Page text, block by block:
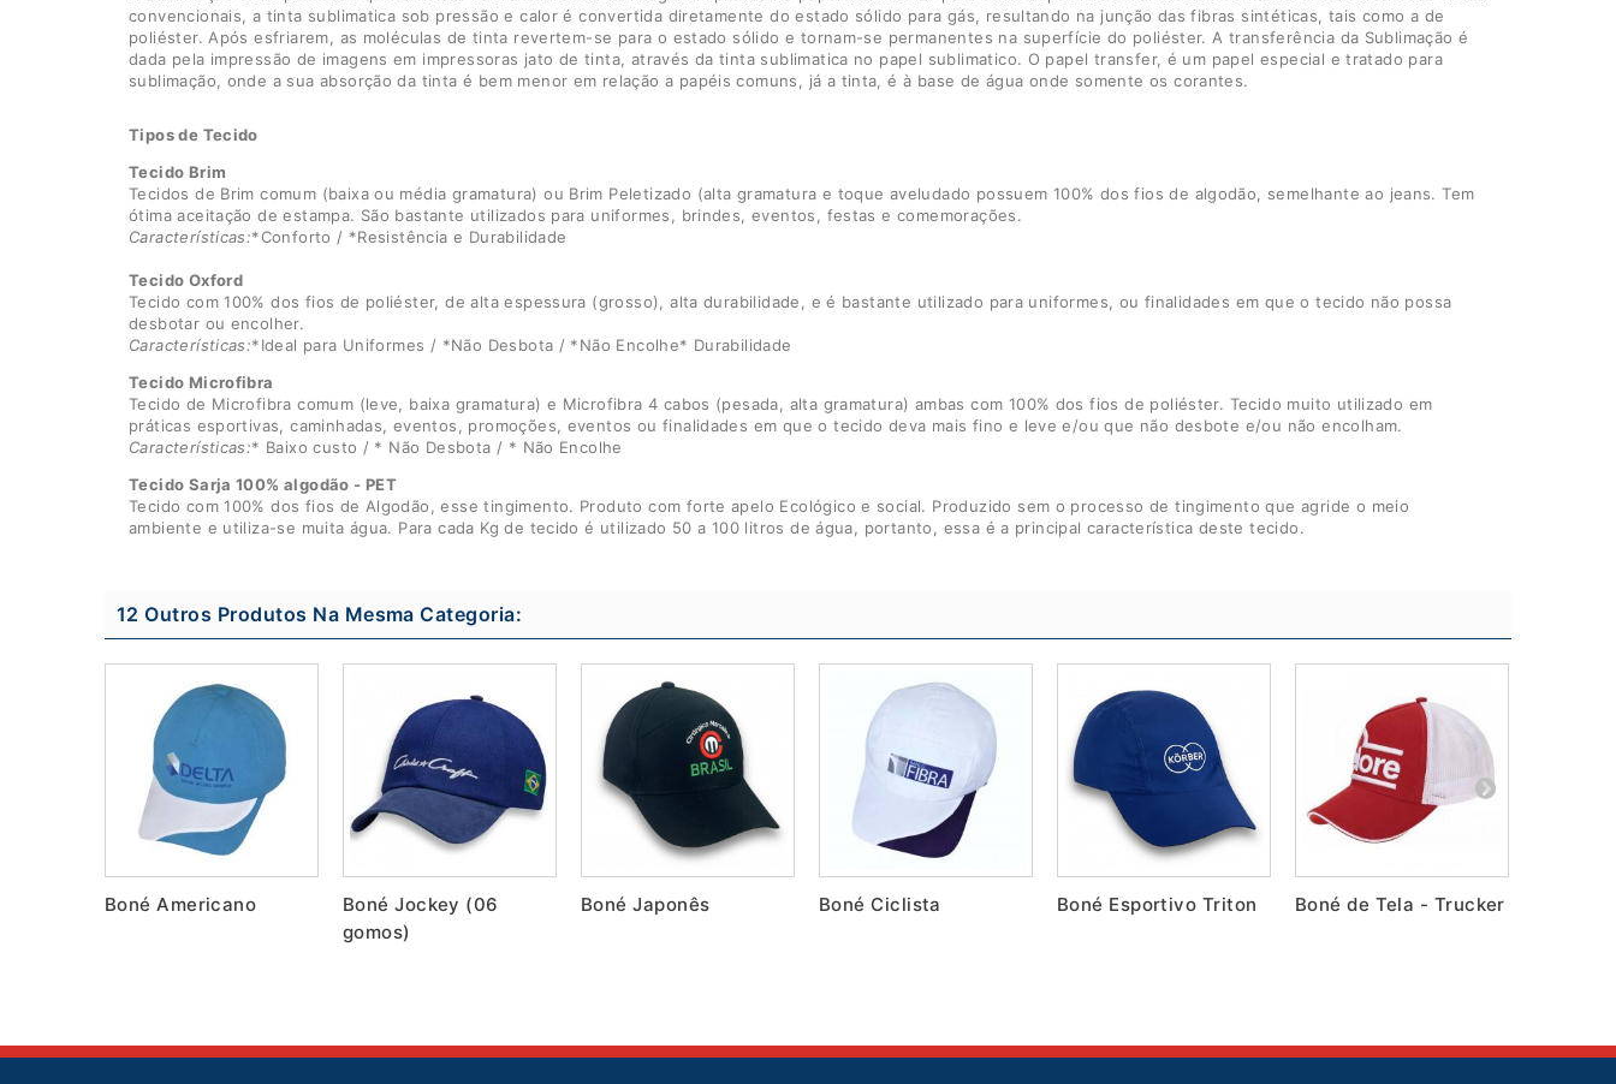
convencionais, a tinta sublimatica sob pressão e calor é convertida diretamente do estado sólido para gás, resultando na junção das fibras sintéticas, tais como a de
poliéster. Após esfriarem, as moléculas de tinta revertem-se para o estado sólido e tornam-se permanentes na superfície do poliéster. A transferência da Sublimação é
dada pela impressão de imagens em impressoras jato de tinta, através da tinta sublimatica no papel sublimatico. O papel transfer, é um papel especial e tratado para
sublimação, onde a sua absorção da tinta é bem menor em relação a papéis comuns, já a tinta, é à base de água onde somente os corantes.
Tipos de Tecido
Tecido Brim
Tecidos de Brim comum (baixa ou média gramatura) ou Brim Peletizado (alta gramatura e toque aveludado possuem 100% dos fios de algodão, semelhante ao jeans. Tem
ótima aceitação de estampa. São bastante utilizados para uniformes, brindes, eventos, festas e comemorações.
Características:*Conforto / *Resistência e Durabilidade
Tecido Oxford
Tecido com 100% dos fios de poliéster, de alta espessura (grosso), alta durabilidade, e é bastante utilizado para uniformes, ou finalidades em que o tecido não possa
desbotar ou encolher.
Características:*Ideal para Uniformes / *Não Desbota / *Não Encolhe* Durabilidade
Tecido Microfibra
Tecido de Microfibra comum (leve, baixa gramatura) e Microfibra 4 cabos (pesada, alta gramatura) ambas com 100% dos fios de poliéster. Tecido muito utilizado em
práticas esportivas, caminhadas, eventos, promoções, eventos ou finalidades em que o tecido deva mais fino e leve e/ou que não desbote e/ou não encolham.
Características:* Baixo custo / * Não Desbota / * Não Encolhe
Tecido Sarja 100% algodão - PET
Tecido com 100% dos fios de Algodão, esse tingimento. Produto com forte apelo Ecológico e social. Produzido sem o processo de tingimento que agride o meio
ambiente e utiliza-se muita água. Para cada Kg de tecido é utilizado 50 a 100 litros de água, portanto, essa é a principal característica deste tecido.
12 Outros Produtos Na Mesma Categoria:
Boné Americano
Boné Jockey (06
gomos)
Boné Japonês Boné Ciclista Boné Esportivo Triton Boné de Tela - Trucker